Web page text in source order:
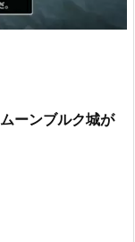
ムーンブルク城が